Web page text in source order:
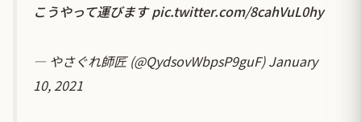
こうやって運びますpic.twitter.com/8cahVuL0hy
— やさぐれ師匠 (@QydsovWbpsP9guF)January
10, 2021